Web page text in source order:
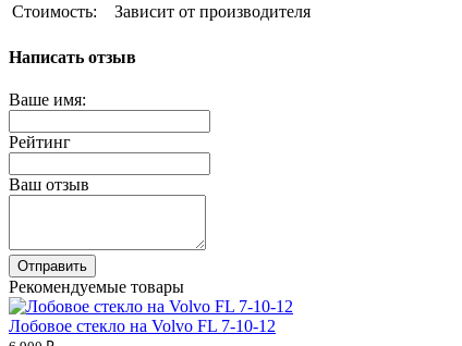
Стоимость:
Зависит от производителя
Написать отзыв
Ваше имя:
Рейтинг
Ваш отзыв
Отправить
Рекомендуемые товары
Лобовое стекло на Volvo FL 7-10-12